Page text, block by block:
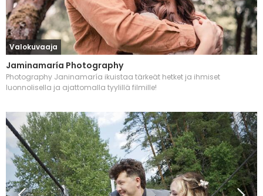
Valokuvaaja
Jaminamaría Photography
Photography Janinamaría ikuistaa tärkeät hetket ja ihmiset
luonnolisella ja ajattomalla tyylillä filmille!